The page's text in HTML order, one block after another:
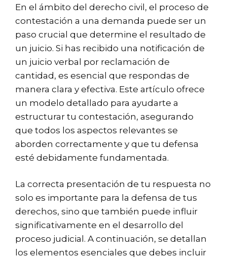
En el ámbito del derecho civil, el proceso de
contestación a una demanda puede ser un
paso crucial que determine el resultado de
un juicio. Si has recibido una notificación de
un juicio verbal por reclamación de
cantidad, es esencial que respondas de
manera clara y efectiva. Este artículo ofrece
un modelo detallado para ayudarte a
estructurar tu contestación, asegurando
que todos los aspectos relevantes se
aborden correctamente y que tu defensa
esté debidamente fundamentada.
La correcta presentación de tu respuesta no
solo es importante para la defensa de tus
derechos, sino que también puede influir
significativamente en el desarrollo del
proceso judicial. A continuación, se detallan
los elementos esenciales que debes incluir